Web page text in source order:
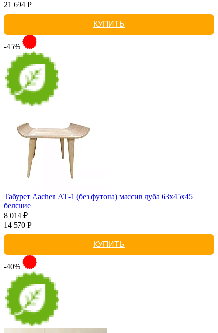
21 694 Р
КУПИТЬ
-45%
Табурет Aachen АТ-1 (без футона) массив дуба 63х45х45
беление
8 014 ₽
14 570 Р
КУПИТЬ
-40%